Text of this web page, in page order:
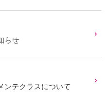
らせ
ンテクラスについて